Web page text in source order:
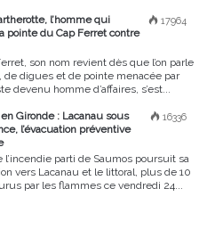
17964
l’homme qui
pointe du Cap Ferret contre
son nom revient dès que l’on parle
de digues et de pointe menacée par
devenu homme d’affaires, s’est...
16336
Gironde : Lacanau sous
l’évacuation préventive
l’incendie parti de Saumos poursuit sa
vers Lacanau et le littoral, plus de 10
par les flammes ce vendredi 24...